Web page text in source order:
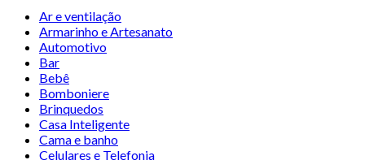
Ar e ventilação
Armarinho e Artesanato
Automotivo
Bar
Bebê
Bomboniere
Brinquedos
Casa Inteligente
Cama e banho
Celulares e Telefonia